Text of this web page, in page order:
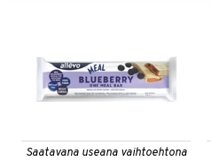
Saatavana useana vaihtoehtona